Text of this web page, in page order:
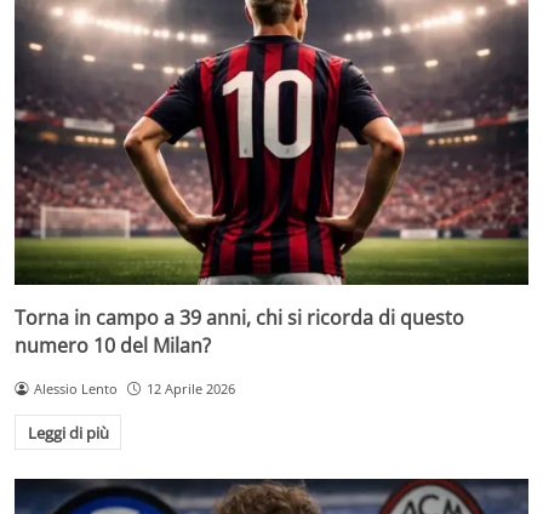
Torna in campo a 39 anni, chi si ricorda di questo
numero 10 del Milan?
Alessio Lento 12 Aprile 2026
Leggi di più